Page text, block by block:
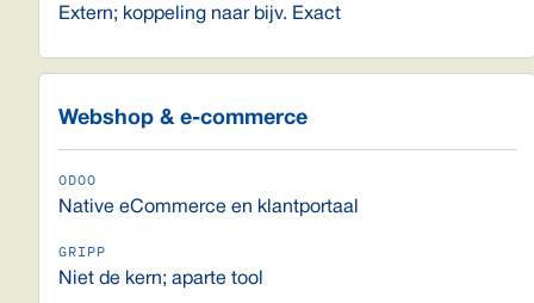
Extern; koppeling naar bijv. Exact
Webshop & e-commerce
Native eCommerce en klantportaal
Niet de kern; aparte tool